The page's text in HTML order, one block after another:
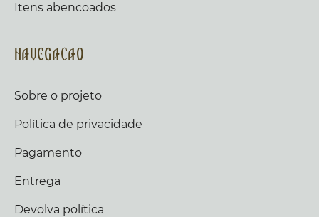
Itens abencoados
Navegacao
Sobre o projeto
Política de privacidade
Pagamento
Entrega
Devolva política